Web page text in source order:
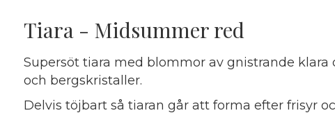
Tiara - Midsummer red
Supersöt tiara med blommor av gnistrande klara
och bergskristaller.
Delvis töjbart så tiaran går att forma efter frisyr